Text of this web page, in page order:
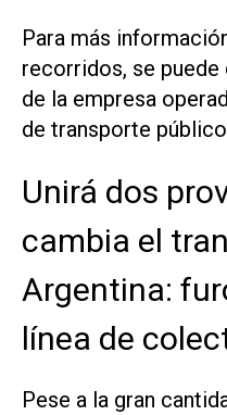
Para más
recorridos, se
de la empresa
de transporte
Unirá dos
cambia el
Argentina:
línea de
Pese a la gran